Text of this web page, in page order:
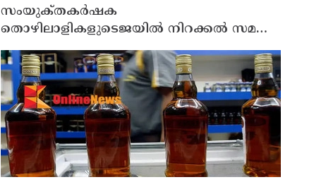
സംയുക്‌തകർഷക
തൊഴിലാളികളുടെജയിൽ നിറക്കൽ സമരം
ഓഗസ്ത് 10 ന്